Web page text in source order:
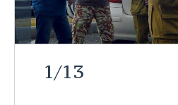
1/13